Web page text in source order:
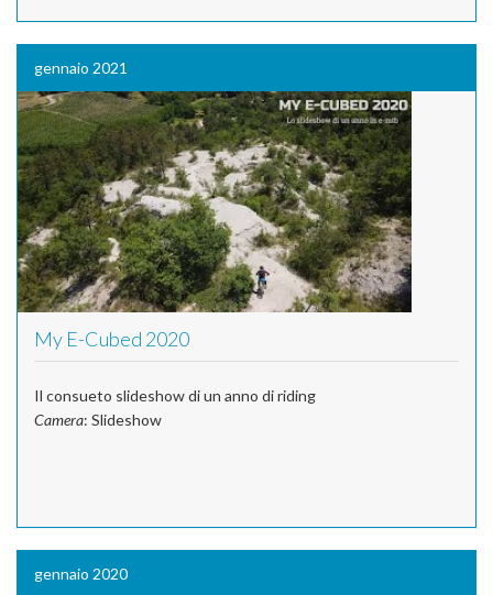
gennaio 2021
My E-Cubed 2020
Il consueto slideshow di un anno di riding
Camera: Slideshow
gennaio 2020